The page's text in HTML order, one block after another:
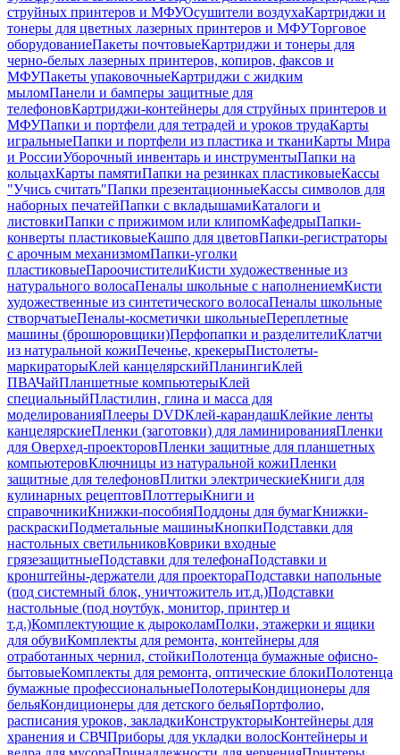
струйных принтеров и МФУОсушители воздухаКартриджи и
тонеры для цветных лазерных принтеров и МФУТорговое
оборудованиеПакеты почтовыеКартриджи и тонеры для
черно-белых лазерных принтеров, копиров, факсов и
МФУПакеты упаковочныеКартриджи с жидким
мыломПанели и бамперы защитные для
телефоновКартриджи-контейнеры для струйных принтеров и
МФУПапки и портфели для тетрадей и уроков трудаКарты
игральныеПапки и портфели из пластика и тканиКарты Мира
и РоссииУборочный инвентарь и инструментыПапки на
кольцахКарты памятиПапки на резинках пластиковыеКассы
"Учись считать"Папки презентационныеКассы символов для
наборных печатейПапки с вкладышамиКаталоги и
листовкиПапки с прижимом или клипомКафедрыПапки-
конверты пластиковыеКашпо для цветовПапки-регистраторы
с арочным механизмомПапки-уголки
пластиковыеПароочистителиКисти художественные из
натурального волосаПеналы школьные с наполнениемКисти
художественные из синтетического волосаПеналы школьные
створчатыеПеналы-косметички школьныеПереплетные
машины (брошюровщики)Перфопапки и разделителиКлатчи
из натуральной кожиПеченье, крекерыПистолеты-
маркираторыКлей канцелярскийПланингиКлей
ПВАЧайПланшетные компьютерыКлей
специальныйПластилин, глина и масса для
моделированияПлееры DVDКлей-карандашКлейкие ленты
канцелярскиеПленки (заготовки) для ламинированияПленки
для Оверхед-проекторовПленки защитные для планшетных
компьютеровКлючницы из натуральной кожиПленки
защитные для телефоновПлитки электрическиеКниги для
кулинарных рецептовПлоттерыКниги и
справочникиКнижки-пособияПоддоны для бумагКнижки-
раскраскиПодметальные машиныКнопкиПодставки для
настольных светильниковКоврики входные
грязезащитныеПодставки для телефонаПодставки и
кронштейны-держатели для проектораПодставки напольные
(под системный блок, уничтожитель ит.д.)Подставки
настольные (под ноутбук, монитор, принтер и
т.д.)Комплектующие к дыроколамПолки, этажерки и ящики
для обувиКомплекты для ремонта, контейнеры для
отработанных чернил, стойкиПолотенца бумажные офисно-
бытовыеКомплекты для ремонта, оптические блокиПолотенца
бумажные профессиональныеПолотерыКондиционеры для
бельяКондиционеры для детского бельяПортфолио,
расписания уроков, закладкиКонструкторыКонтейнеры для
хранения и СВЧПриборы для укладки волосКонтейнеры и